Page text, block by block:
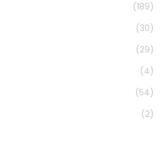
(189)
(30)
(29)
(4)
(54)
(2)